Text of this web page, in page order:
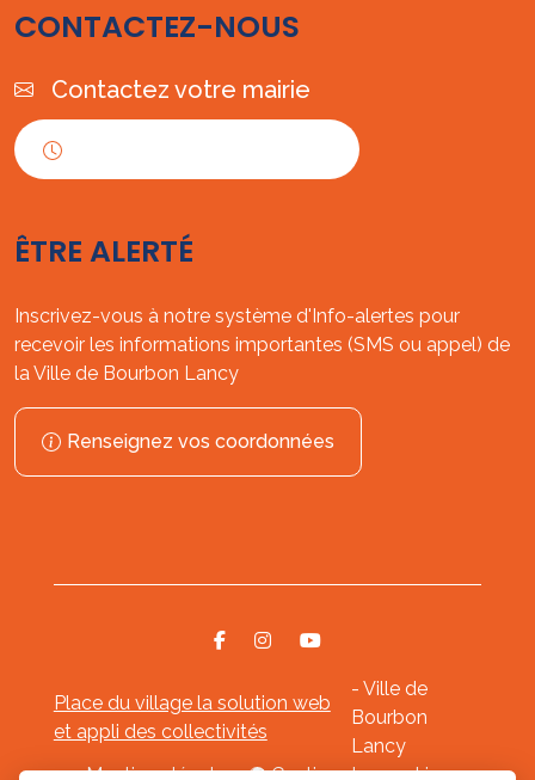
CONTACTEZ-NOUS
Contactez votre mairie
ÊTRE ALERTÉ
Inscrivez-vous à notre système d'Info-alertes pour
recevoir les informations importantes (SMS ou appel) de
la Ville de Bourbon Lancy
Renseignez vos coordonnées
Place du village la solution web
et appli des collectivités
- Ville de
Bourbon
Lancy
Mentions légales- Gestion des cookies